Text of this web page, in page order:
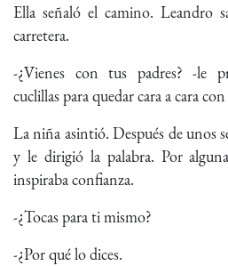
Ella señaló el camino. Leandro
carretera.
-¿Vienes con tus padres? -le
cuclillas para quedar cara a cara con
La niña asintió. Después de unos
y le dirigió la palabra. Por
inspiraba confianza.
-¿Tocas para ti mismo?
-¿Por qué lo dices.